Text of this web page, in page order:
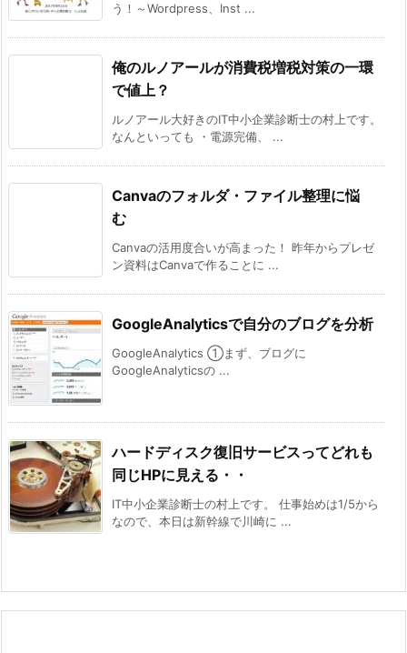
う！～Wordpress、Inst ...
俺のルノアールが消費税増税対策の一環
で値上？
ルノアール大好きのIT中小企業診断士の村上です。
なんといっても ・電源完備、 ...
Canvaのフォルダ・ファイル整理に悩
む
Canvaの活用度合いが高まった！ 昨年からプレゼ
ン資料はCanvaで作ることに ...
GoogleAnalyticsで自分のブログを分析
GoogleAnalytics ①まず、ブログに
GoogleAnalyticsの ...
ハードディスク復旧サービスってどれも
同じHPに見える・・
IT中小企業診断士の村上です。 仕事始めは1/5から
なので、本日は新幹線で川崎に ...